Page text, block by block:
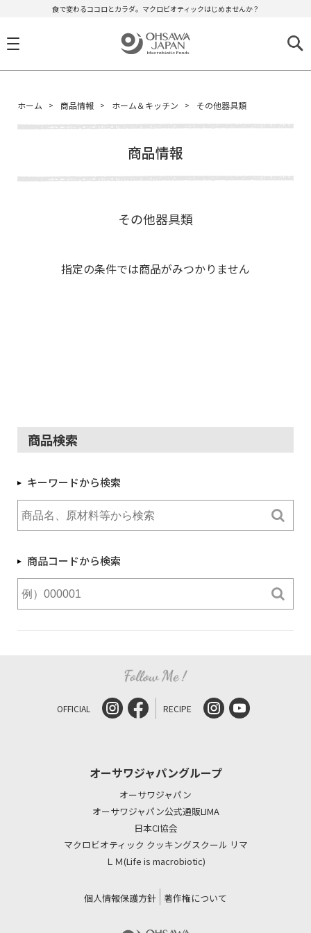
食で変わるココロとカラダ。マクロビオティックはじめませんか？
ホーム 商品情報 ホーム＆キッチン その他器具類
商品情報
その他器具類
指定の条件では商品がみつかりません
商品検索
キーワードから検索
商品コードから検索
OFFICIAL RECIPE
オーサワジャパングループ
オーサワジャパン
オーサワジャパン公式通販LIMA
日本CI協会
マクロビオティック クッキングスクール リマ
ＬＭ(Life is macrobiotic)
個人情報保護方針 著作権について